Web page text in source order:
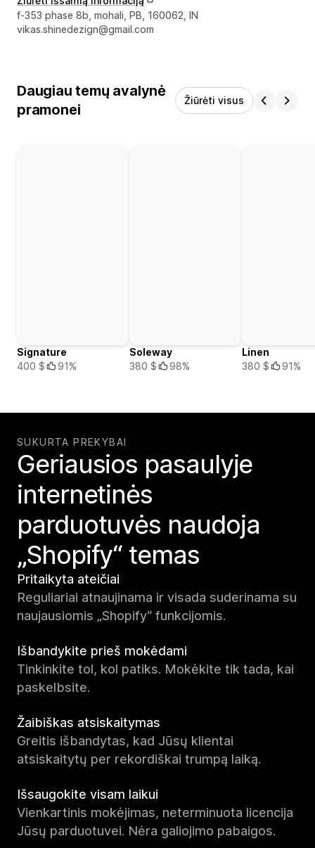
Kūrėjo kontaktiniai duomenys
f-353 phase 8b, mohali, PB, 160062, IN
vikas.shinedezign@gmail.com
Daugiau temų avalynė
pramonei
Žiūrėti visus
Signature
400 $
91%
Soleway
380 $
98%
Linen
380 $
91%
SUKURTA PREKYBAI
Geriausios pasaulyje
internetinės
parduotuvės naudoja
„Shopify“ temas
Pritaikyta ateičiai
Reguliariai atnaujinama ir visada suderinama su
naujausiomis „Shopify“ funkcijomis.
Išbandykite prieš mokėdami
Tinkinkite tol, kol patiks. Mokėkite tik tada, kai
paskelbsite.
Žaibiškas atsiskaitymas
Greitis išbandytas, kad Jūsų klientai
atsiskaitytų per rekordiškai trumpą laiką.
Išsaugokite visam laikui
Vienkartinis mokėjimas, neterminuota licencija
Jūsų parduotuvei. Nėra galiojimo pabaigos.